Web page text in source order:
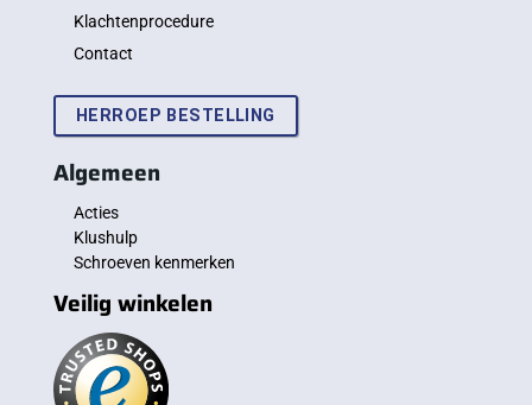
Klachtenprocedure
Contact
HERROEP BESTELLING
Algemeen
Acties
Klushulp
Schroeven kenmerken
Veilig winkelen